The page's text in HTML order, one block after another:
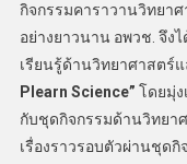
กิจกรรมคาราวานวิทยา
อย่างยาวนาน อพวช. จึง
เรียนรู้ด้านวิทยาศาสตร์
Plearn Science” โดยมุ่ง
กับชุดกิจกรรมด้านวิทยา
เรื่องราวรอบตัวผ่านชุด